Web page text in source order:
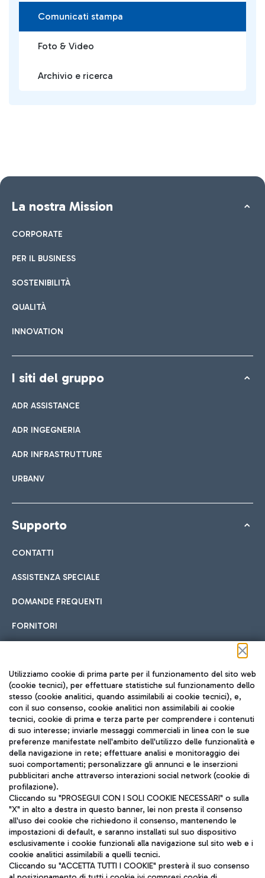
Comunicati stampa
Foto & Video
Archivio e ricerca
La nostra Mission
CORPORATE
PER IL BUSINESS
SOSTENIBILITÀ
QUALITÀ
INNOVATION
I siti del gruppo
ADR ASSISTANCE
ADR INGEGNERIA
ADR INFRASTRUTTURE
URBANV
Supporto
CONTATTI
ASSISTENZA SPECIALE
DOMANDE FREQUENTI
FORNITORI
Seguici sui social
TRAVEL JOURNAL
ITA
Aeroporti di Roma S.p.A. - Società soggetta a direzione e
coordinamento di Mundys S.p.A.
Utilizziamo cookie di prima parte per il funzionamento del sito web
(cookie tecnici), per effettuare statistiche sul funzionamento dello
stesso (cookie analitici, quando assimilabili ai cookie tecnici), e,
con il suo consenso, cookie analitici non assimilabili ai cookie
tecnici, cookie di prima e terza parte per comprendere i contenuti
di suo interesse; inviarle messaggi commerciali in linea con le sue
preferenze manifestate nell'ambito dell'utilizzo delle funzionalità e
della navigazione in rete; effettuare analisi e monitoraggio dei
suoi comportamenti; personalizzare gli annunci e le inserzioni
pubblicitari anche attraverso interazioni social network (cookie di
profilazione).
Cliccando su "PROSEGUI CON I SOLI COOKIE NECESSARI" o sulla
"X" in alto a destra in questo banner, lei non presta il consenso
all'uso dei cookie che richiedono il consenso, mantenendo le
impostazioni di default, e saranno installati sul suo dispositivo
esclusivamente i cookie funzionali alla navigazione sul sito web e i
cookie analitici assimilabili a quelli tecnici.
Cliccando su "ACCETTA TUTTI I COOKIE" presterà il suo consenso